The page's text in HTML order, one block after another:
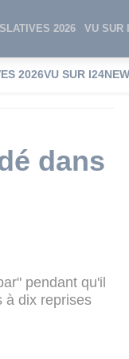
2026 VU SUR
2026VU SUR
dans
pendant qu'il
à dix reprises